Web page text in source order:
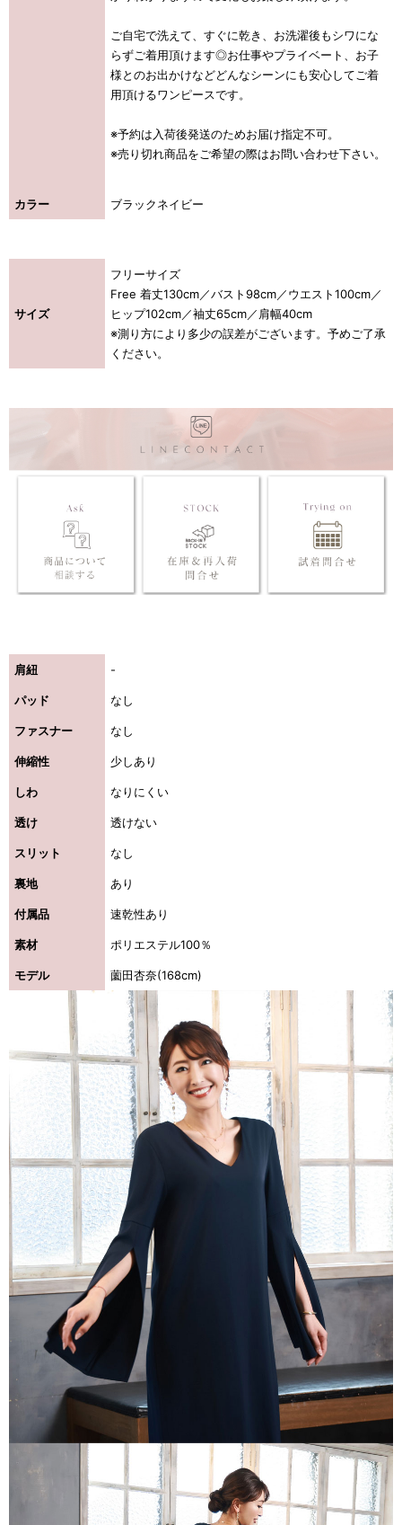
ご自宅で洗えて、すぐに乾き、お洗濯後もシワにな
らずご着用頂けます◎お仕事やプライベート、お子
様とのお出かけなどどんなシーンにも安心してご着
用頂けるワンピースです。
※予約は入荷後発送のためお届け指定不可。
※売り切れ商品をご希望の際はお問い合わせ下さい。
カラー ブラックネイビー
サイズ
フリーサイズ
Free 着丈130cm／バスト98cm／ウエスト100cm／
ヒップ102cm／袖丈65cm／肩幅40cm
※測り方により多少の誤差がございます。予めご了承
ください。
肩紐 -
パッド なし
ファスナー なし
伸縮性 少しあり
しわ なりにくい
透け 透けない
スリット なし
裏地 あり
付属品 速乾性あり
素材 ポリエステル100％
モデル 薗田杏奈(168cm)